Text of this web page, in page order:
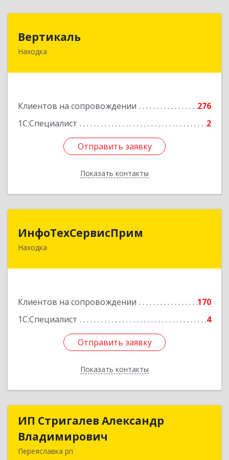
Вертикаль
Находка
Клиентов на сопровождении
276
1С:Специалист
2
Отправить заявку
Показать контакты
Отправить заявку
Назад
ИнфоТехСервисПрим
Находка
Клиентов на сопровождении
170
1С:Специалист
4
Отправить заявку
Показать контакты
Отправить заявку
Назад
ИП Стригалев Александр
Владимирович
Переяславка рп
ИП Стригалев Александр